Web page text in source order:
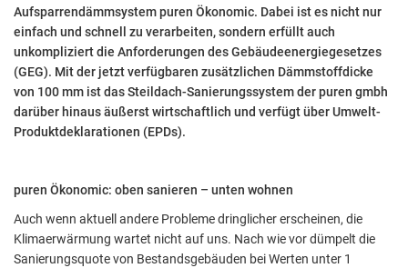
Aufsparrendämmsystem puren Ökonomic. Dabei ist es nicht nur
einfach und schnell zu verarbeiten, sondern erfüllt auch
unkompliziert die Anforderungen des Gebäudeenergiegesetzes
(GEG). Mit der jetzt verfügbaren zusätzlichen Dämmstoffdicke
von 100 mm ist das Steildach-Sanierungssystem der puren gmbh
darüber hinaus äußerst wirtschaftlich und verfügt über Umwelt-
Produktdeklarationen (EPDs).
puren Ökonomic: oben sanieren – unten wohnen
Auch wenn aktuell andere Probleme dringlicher erscheinen, die
Klimaerwärmung wartet nicht auf uns. Nach wie vor dümpelt die
Sanierungsquote von Bestandsgebäuden bei Werten unter 1